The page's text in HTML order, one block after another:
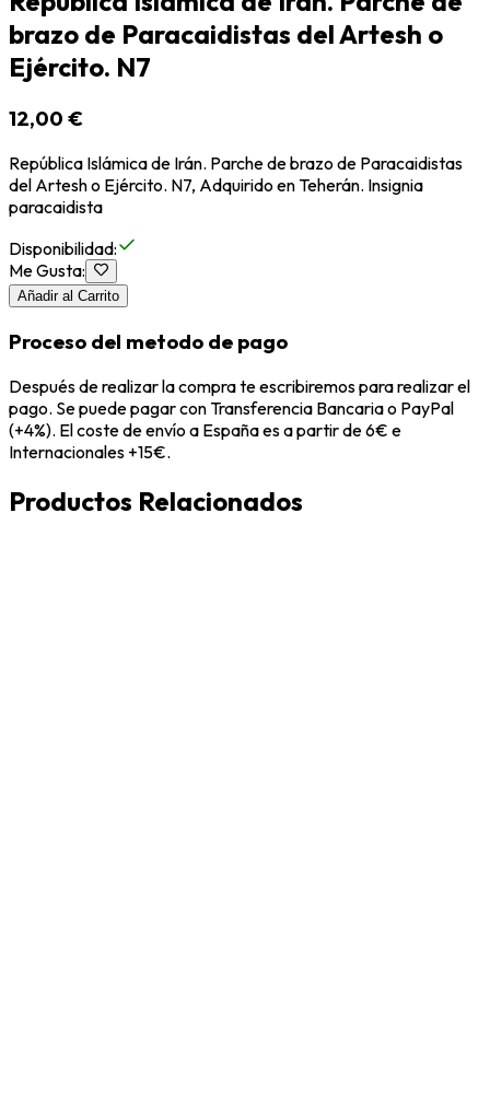
brazo de Paracaidistas del Artesh o
Ejército. N7
12,00 €
República Islámica de Irán. Parche de brazo de Paracaidistas
del Artesh o Ejército. N7, Adquirido en Teherán. Insignia
paracaidista
Disponibilidad:
Me Gusta:
Añadir al Carrito
Proceso del metodo de pago
Después de realizar la compra te escribiremos para realizar el
pago. Se puede pagar con Transferencia Bancaria o PayPal
(+4%). El coste de envío a España es a partir de 6€ e
Internacionales +15€.
Productos Relacionados